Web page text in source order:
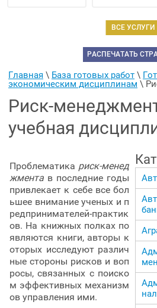
ВСЕ УСЛУГИ
РАСПЕЧАТАТЬ
Главная \ База готовых работ \
экономическим дисциплинам \
Риск-
учебная
Проблематика риск-менед
жмента в последние годы
привлекает к себе все бол
ьшее внимание ученых и п
редпринимателей-практик
ов. На книжных полках по
являются книги, авторы к
оторых исследуют различ
ные стороны рисков и воп
росы, связанных с поиско
м эффективных механизм
ов управления ими.